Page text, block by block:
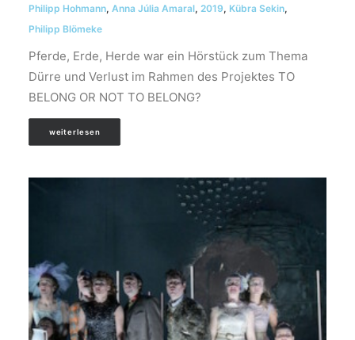
Philipp Hohmann, Anna Júlia Amaral, 2019, Kübra Sekin,
Philipp Blömeke
Pferde, Erde, Herde war ein Hörstück zum Thema
Dürre und Verlust im Rahmen des Projektes TO
BELONG OR NOT TO BELONG?
weiterlesen